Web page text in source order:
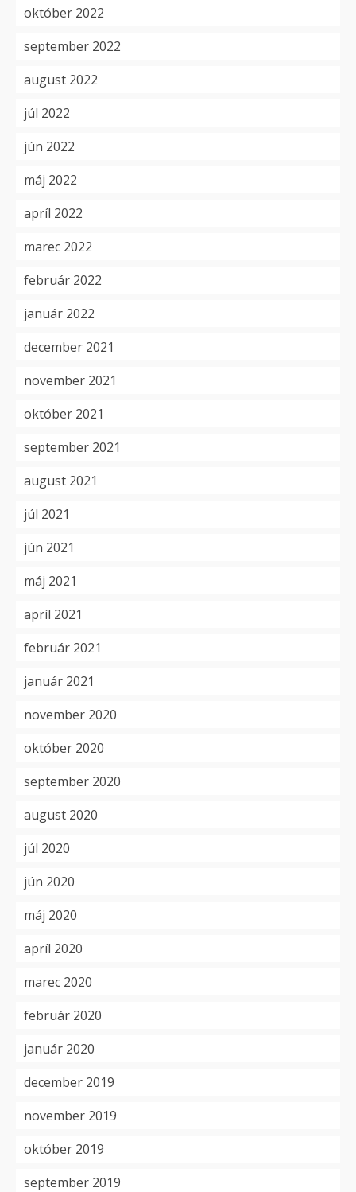
október 2022
september 2022
august 2022
júl 2022
jún 2022
máj 2022
apríl 2022
marec 2022
február 2022
január 2022
december 2021
november 2021
október 2021
september 2021
august 2021
júl 2021
jún 2021
máj 2021
apríl 2021
február 2021
január 2021
november 2020
október 2020
september 2020
august 2020
júl 2020
jún 2020
máj 2020
apríl 2020
marec 2020
február 2020
január 2020
december 2019
november 2019
október 2019
september 2019